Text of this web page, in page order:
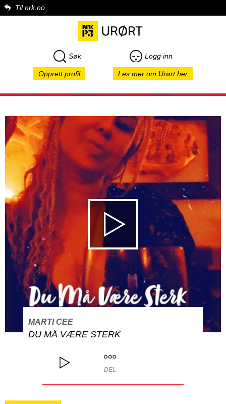
Til nrk.no
Søk Logg inn
Opprett profil Les mer om Urørt her
MARTI CEE
DU MÅ VÆRE STERK
DEL